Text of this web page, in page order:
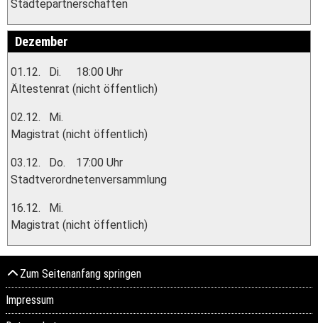
Städtepartnerschaften
Dezember
01.12. Di.
18:00 Uhr
Ältestenrat (nicht öffentlich)
02.12.
Mi.
Magistrat (nicht öffentlich)
03.12. Do.
17:00 Uhr
Stadtverordnetenversammlung
16.12.
Mi.
Magistrat (nicht öffentlich)
Zum Seitenanfang springen
Impressum